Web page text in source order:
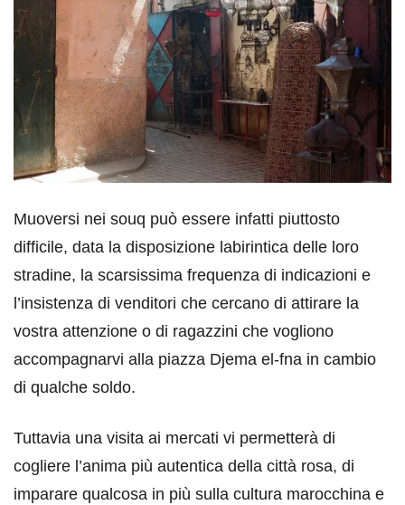
Muoversi nei souq può essere infatti piuttosto
difficile, data la disposizione labirintica delle loro
stradine, la scarsissima frequenza di indicazioni e
l’insistenza di venditori che cercano di attirare la
vostra attenzione o di ragazzini che vogliono
accompagnarvi alla piazza Djema el-fna in cambio
di qualche soldo.
Tuttavia una visita ai mercati vi permetterà di
cogliere l’anima più autentica della città rosa, di
imparare qualcosa in più sulla cultura marocchina e